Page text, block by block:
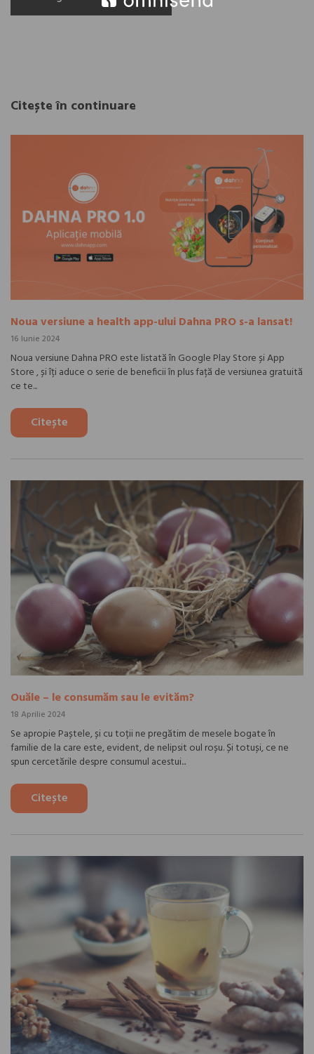
Citește în continuare
Noua versiune a health app-ului Dahna PRO s-a lansat!
16 Iunie 2024
Noua versiune Dahna PRO este listată în Google Play Store și App
Store , și îți aduce o serie de beneficii în plus față de versiunea gratuită
ce te...
Citește
Ouăle – le consumăm sau le evităm?
18 Aprilie 2024
Se apropie Paștele, și cu toții ne pregătim de mesele bogate în
familie de la care este, evident, de nelipsit oul roșu. Și totuși, ce ne
spun cercetările despre consumul acestui...
Citește